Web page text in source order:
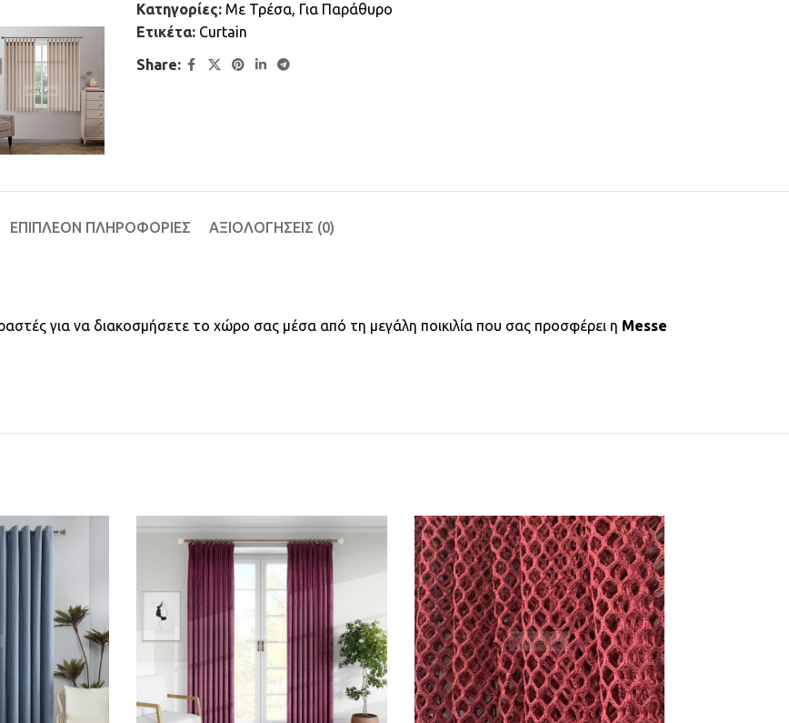
Κατηγορίες: Mε Τρέσα, Για Παράθυρο
Ετικέτα: Curtain
Share:
ΕΠΙΠΛΈΟΝ ΠΛΗΡΟΦΟΡΊΕΣ ΑΞΙΟΛΟΓΉΣΕΙΣ (0)
για να διακοσμήσετε το χώρο σας μέσα από τη μεγάλη ποικιλία που σας προσφέρει η Messe